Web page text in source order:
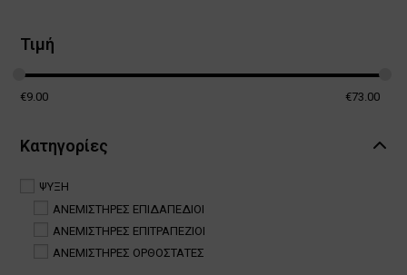
Τιμή
€9.00 €73.00
Κατηγορίες
ΨΥΞΗ
ΑΝΕΜΙΣΤΗΡΕΣ ΕΠΙΔΑΠΕΔΙΟΙ
ΑΝΕΜΙΣΤΗΡΕΣ ΕΠΙΤΡΑΠΕΖΙΟΙ
ΑΝΕΜΙΣΤΗΡΕΣ ΟΡΘΟΣΤΑΤΕΣ